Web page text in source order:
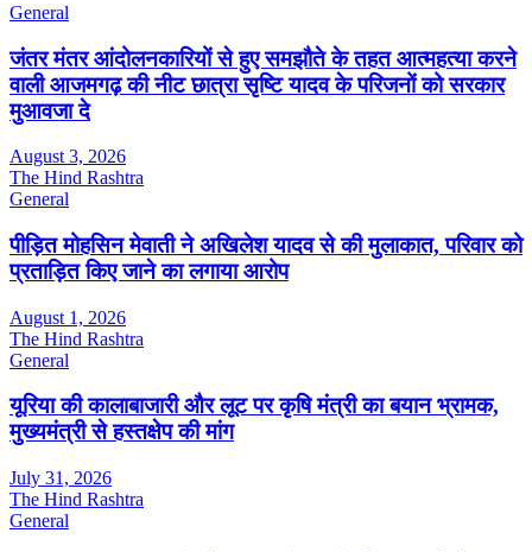
General
जंतर मंतर आंदोलनकारियों से हुए समझौते के तहत आत्महत्या करने
वाली आजमगढ़ की नीट छात्रा सृष्टि यादव के परिजनों को सरकार
मुआवजा दे
August 3, 2026
The Hind Rashtra
General
पीड़ित मोहसिन मेवाती ने अखिलेश यादव से की मुलाकात, परिवार को
प्रताड़ित किए जाने का लगाया आरोप
August 1, 2026
The Hind Rashtra
General
यूरिया की कालाबाजारी और लूट पर कृषि मंत्री का बयान भ्रामक,
मुख्यमंत्री से हस्तक्षेप की मांग
July 31, 2026
The Hind Rashtra
General